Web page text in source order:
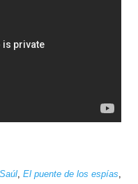
,El puente de los espías,